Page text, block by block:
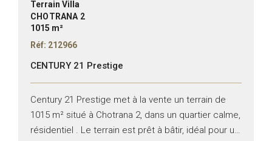
Terrain Villa
CHOTRANA 2
1015 m²
Réf: 212966
CENTURY 21 Prestige
Century 21 Prestige met à la vente un terrain de
1015 m² situé à Chotrana 2, dans un quartier calme,
résidentiel . Le terrain est prêt à bâtir, idéal pour un